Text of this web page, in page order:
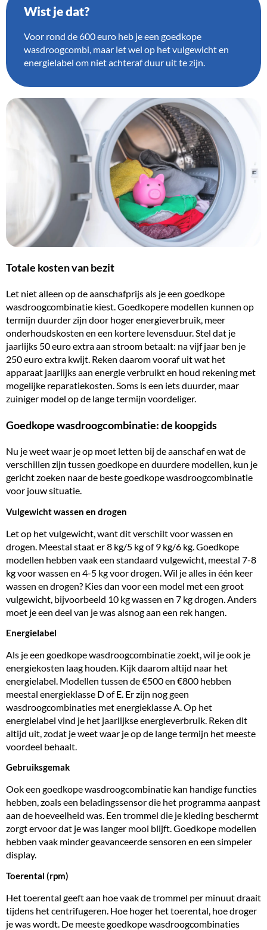
Wist je dat?
Voor rond de 600 euro heb je een goedkope
wasdroogcombi, maar let wel op het vulgewicht en
energielabel om niet achteraf duur uit te zijn.
Totale kosten van bezit
Let niet alleen op de aanschafprijs als je een goedkope
wasdroogcombinatie kiest. Goedkopere modellen kunnen op
termijn duurder zijn door hoger energieverbruik, meer
onderhoudskosten en een kortere levensduur. Stel dat je
jaarlijks 50 euro extra aan stroom betaalt: na vijf jaar ben je
250 euro extra kwijt. Reken daarom vooraf uit wat het
apparaat jaarlijks aan energie verbruikt en houd rekening met
mogelijke reparatiekosten. Soms is een iets duurder, maar
zuiniger model op de lange termijn voordeliger.
Goedkope wasdroogcombinatie: de koopgids
Nu je weet waar je op moet letten bij de aanschaf en wat de
verschillen zijn tussen goedkope en duurdere modellen, kun je
gericht zoeken naar de beste goedkope wasdroogcombinatie
voor jouw situatie.
Vulgewicht wassen en drogen
Let op hetvulgewicht , want dit verschilt voor wassen en
drogen. Meestal staat er 8 kg/5 kg of 9 kg/6 kg. Goedkope
modellen hebben vaak een standaard vulgewicht, meestal 7-8
kg voor wassen en 4-5 kg voor drogen. Wil je alles in één keer
wassen en drogen? Kies dan voor een model met een groot
vulgewicht, bijvoorbeeld 10 kg wassen en 7 kg drogen. Anders
moet je een deel van je was alsnog aan een rek hangen.
Energielabel
Als je een goedkope wasdroogcombinatie zoekt, wil je ook je
energiekosten laag houden. Kijk daarom altijd naar het
energielabel. Modellen tussen de €500 en €800 hebben
meestal energieklasse D of E. Er zijn nog geen
wasdroogcombinaties met energieklasse A. Op het
energielabel vind je het jaarlijkse energieverbruik. Reken dit
altijd uit, zodat je weet waar je op de lange termijn het meeste
voordeel behaalt.
Gebruiksgemak
Ook een goedkope wasdroogcombinatie kan handige functies
hebben, zoals een beladingssensor die het programma aanpast
aan de hoeveelheid was. Een trommel die je kleding beschermt
zorgt ervoor dat je was langer mooi blijft. Goedkope modellen
hebben vaak minder geavanceerde sensoren en een simpeler
display.
Toerental (rpm)
Het toerental geeft aan hoe vaak de trommel per minuut draait
tijdens het centrifugeren. Hoe hoger het toerental, hoe droger
je was wordt. De meeste goedkope wasdroogcombinaties